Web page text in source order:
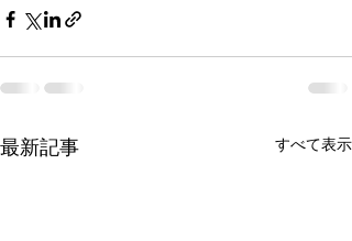
最新記事 すべて表示